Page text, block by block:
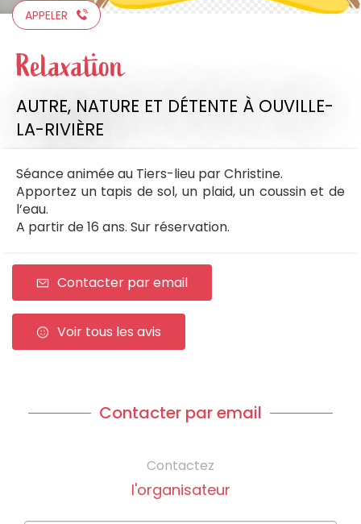
APPELER
Relaxation
AUTRE, NATURE ET DÉTENTE À OUVILLE-
LA-RIVIÈRE
Séance animée au Tiers-lieu par Christine.
Apportez un tapis de sol, un plaid, un coussin et de
l’eau.
A partir de 16 ans. Sur réservation.
Contacter par email
Voir tous les avis
Contacter par email
Contactez
l'organisateur